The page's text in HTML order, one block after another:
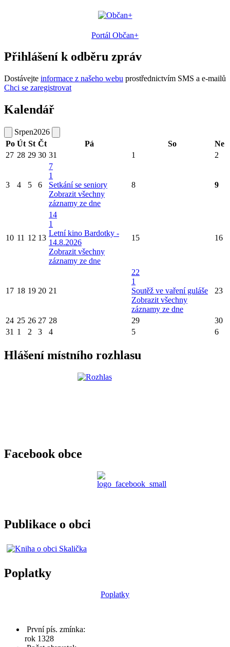
Portál Občan+
Přihlášení k odběru zpráv
Dostávejte informace z našeho webu prostřednictvím SMS a e-mailů
Chci se zaregistrovat
Kalendář
Srpen2026
Po Út St Čt Pá So
Ne
27 28 29 30 31 1 2
3 4 5 6
7
1
Setkání se seniory
Zobrazit všechny
záznamy ze dne
8 9
10 11 12 13
14
1
Letní kino Bardotky -
14.8.2026
Zobrazit všechny
záznamy ze dne
15 16
17 18 19 20 21
22
1
Soutěž ve vaření guláše
Zobrazit všechny
záznamy ze dne
23
24 25 26 27 28 29
30
31 1 2 3 4 5 6
Hlášení místního rozhlasu
Facebook obce
Publikace o obci
Poplatky
Poplatky
První pís. zmínka:
rok 1328